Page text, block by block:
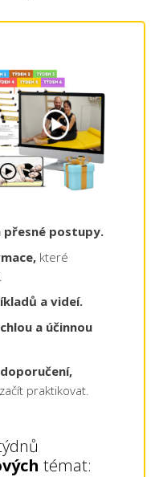
přesné postupy.
které
a videí.
a účinnou
praktikovat.
témat: